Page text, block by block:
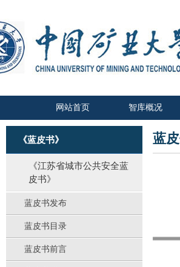
网站首页 智库概况
《蓝皮书》
《江苏省城市公共安全蓝
皮书》
蓝皮书发布
蓝皮书目录
蓝皮书前言
蓝